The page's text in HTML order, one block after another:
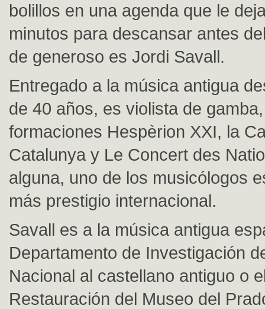
bolillos en una agenda que le
minutos para descansar antes
de generoso es Jordi Savall.
Entregado a la música antigua
de 40 años, es violista de
formaciones Hespèrion XXI, la
Catalunya y Le Concert des
alguna, uno de los musicólogos
más prestigio internacional.
Savall es a la música antigua
Departamento de Investigación
Nacional al castellano antiguo o
Restauración del Museo del